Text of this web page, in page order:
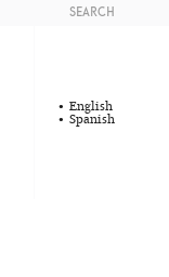
SEARCH
English
Spanish